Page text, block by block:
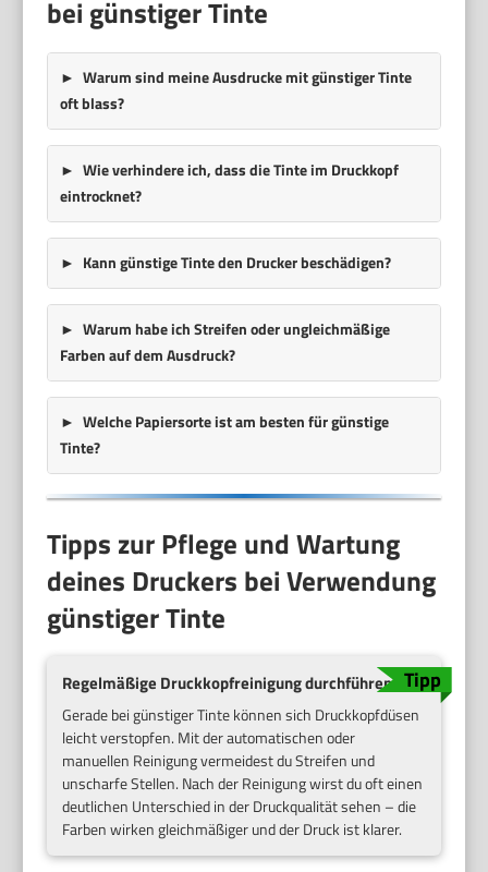
bei günstiger Tinte
Warum sind meine Ausdrucke mit günstiger Tinte
oft blass?
Wie verhindere ich, dass die Tinte im Druckkopf
eintrocknet?
Kann günstige Tinte den Drucker beschädigen?
Warum habe ich Streifen oder ungleichmäßige
Farben auf dem Ausdruck?
Welche Papiersorte ist am besten für günstige
Tinte?
Tipps zur Pflege und Wartung
deines Druckers bei Verwendung
günstiger Tinte
Regelmäßige Druckkopfreinigung durchführen
Gerade bei günstiger Tinte können sich Druckkopfdüsen
leicht verstopfen. Mit der automatischen oder
manuellen Reinigung vermeidest du Streifen und
unscharfe Stellen. Nach der Reinigung wirst du oft einen
deutlichen Unterschied in der Druckqualität sehen – die
Farben wirken gleichmäßiger und der Druck ist klarer.